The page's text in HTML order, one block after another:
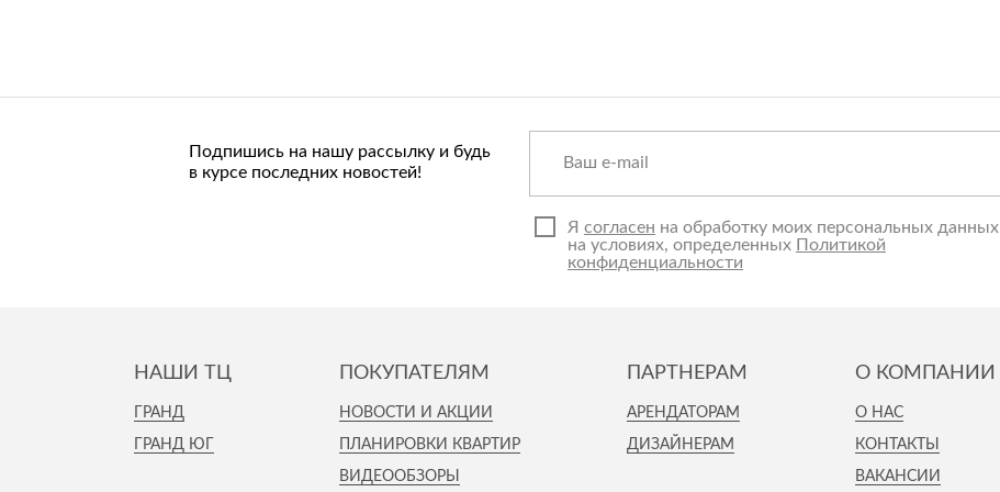
Подпишись на нашу рассылку и будь
в курсе последних новостей!
Я согласен на обработку моих персональных данных
на условиях, определенных Политикой
конфиденциальности
НАШИ ТЦ
ГРАНД
ГРАНД ЮГ
ПОКУПАТЕЛЯМ
НОВОСТИ И АКЦИИ
ПЛАНИРОВКИ КВАРТИР
ВИДЕООБЗОРЫ
ПАРТНЕРАМ
АРЕНДАТОРАМ
ДИЗАЙНЕРАМ
О КОМПАНИИ
О НАС
КОНТАКТЫ
ВАКАНСИИ